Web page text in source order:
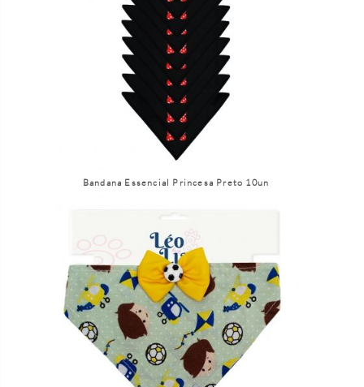
Bandana Essencial Princesa Preto 10un